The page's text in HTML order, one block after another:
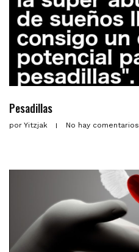
Pesadillas
por Yitzjak No hay comentarios